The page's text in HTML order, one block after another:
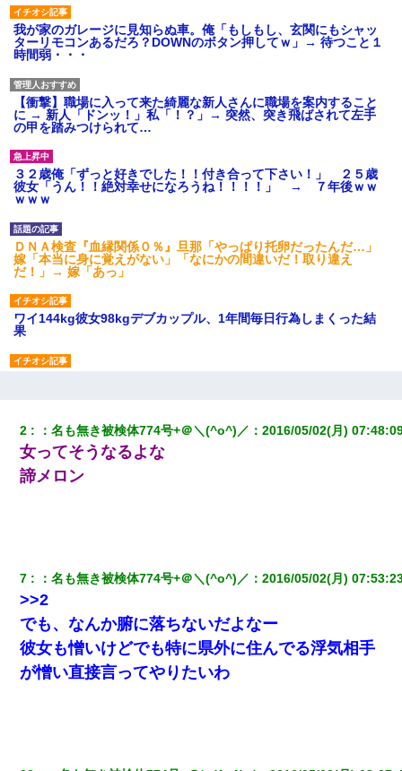
我が家のガレージに見知らぬ車。俺「もしもし、玄関にもシャッ
ターリモコンあるだろ？DOWNのボタン押してｗ」→ 待つこと１
時間弱・・・
【衝撃】職場に入って来た綺麗な新人さんに職場を案内すること
に → 新人「ドンッ！」私「！？」→ 突然、突き飛ばされて左手
の甲を踏みつけられて…
３２歳俺「ずっと好きでした！！付き合って下さい！」 ２５歳
彼女「うん！！絶対幸せになろうね！！！！」 → ７年後ｗｗ
ｗｗｗ
ＤＮＡ検査『血縁関係０％』旦那「やっぱり托卵だったんだ…」
嫁「本当に身に覚えがない」「なにかの間違いだ！取り違え
だ！」→ 嫁「あっ」
ワイ144kg彼女98kgデブカップル、1年間毎日行為しまくった結
果
【身体で払わせて】女友達「ごめん、何も言わずにお金貸してく
ださい……」俺「いいよ！いくら？」女友達「10万円ぐら
い……」俺「ほい！10万！」→
夫に癌の余命宣告。その闘病中に長女から信じられない言葉を受
けた
【悲報】姉と入浴中に大きくなってしまった結果ｗｗｗｗｗｗｗ
ｗ
2 ：名も無き被検体774号+＠＼(^o^)／ ：2016/05/02(月)
女ってそうなるよな
諦メロン
7 ：名も無き被検体774号+＠＼(^o^)／ ：2016/05/02(月)
>>2
でも、なんか腑に落ちないだよなー
彼女も憎いけどでも特に県外に住んでる浮気相手
が憎い直接言ってやりたいわ